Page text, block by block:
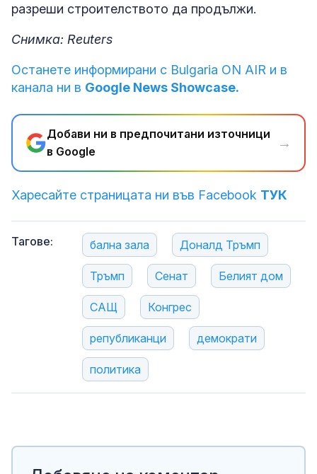
разреши строителството да продължи.
Снимка: Reuters
Останете информирани с Bulgaria ON AIR и в
канала ни в Google News Showcase.
Добави ни в предпочитани източници
в Google
→
Харесайте страницата ни във Facebook ТУК
Тагове: бална зала Доналд Тръмп
Тръмп Сенат Белият дом
САЩ Конгрес
републиканци демократи
политика